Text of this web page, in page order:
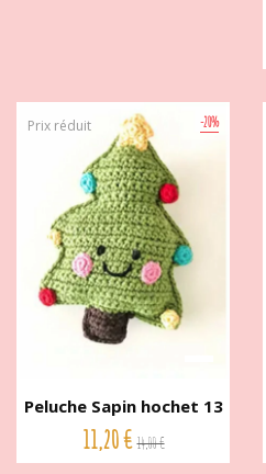
-20%
Prix réduit
Peluche Sapin hochet 13
cm...
11,20 € 14,00 €